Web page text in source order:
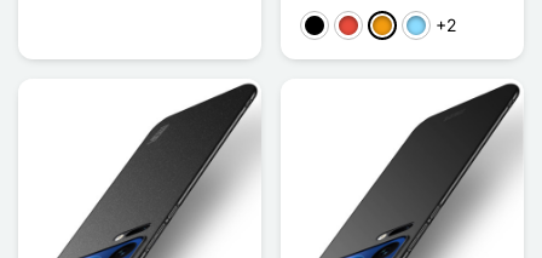
Schwarz
Rot OrangeHellblau
+2